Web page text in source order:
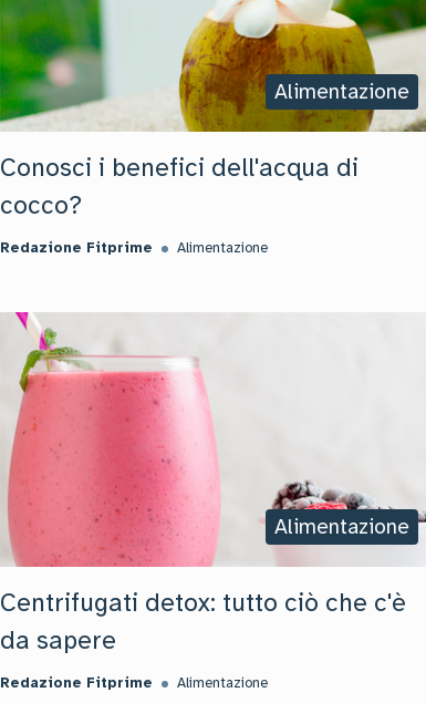
Alimentazione
Conosci i benefici dell'acqua di
cocco?
Redazione Fitprime Alimentazione
Alimentazione
Centrifugati detox: tutto ciò che c'è
da sapere
Redazione Fitprime Alimentazione